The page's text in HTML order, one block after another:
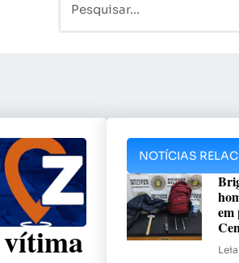
vítima
NOTÍCIAS
em